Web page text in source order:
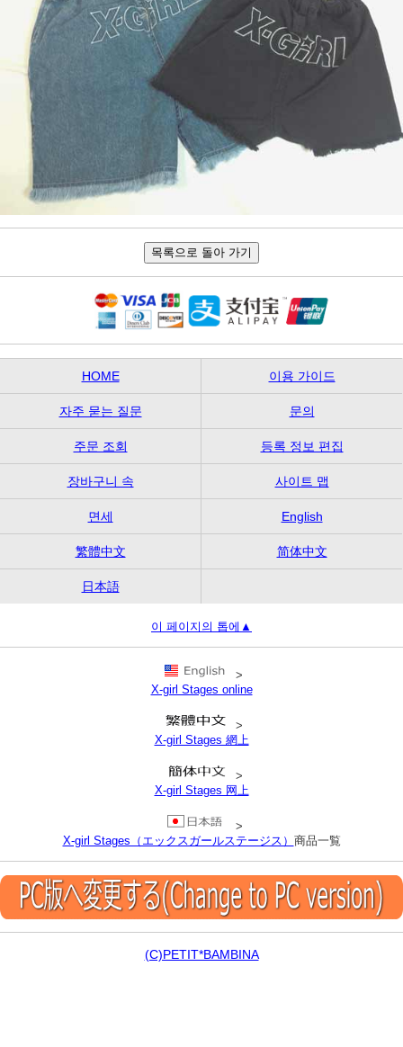
HOME 이용 가이드
자주 묻는 질문 문의
주문 조회 등록 정보 편집
장바구니 속 사이트 맵
면세 English
繁體中文 简体中文
日本語
이 페이지의 톱에▲
>
X-girl Stages online
>
X-girl Stages 網上
>
X-girl Stages 网上
>
X-girl Stages（エックスガールステージス） 商品一覧
(C)PETIT*BAMBINA